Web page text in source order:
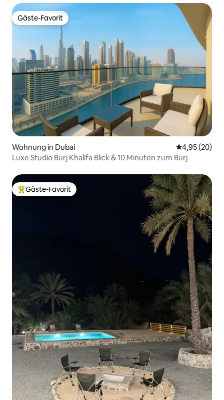
Gäste-Favorit
Gäste-Favorit
Wohnung in Dubai
4,95 (20)
Luxe Studio Burj Khalifa Blick & 10 Minuten zum Burj
Beliebter Gäste-Favorit.
Gäste-Favorit